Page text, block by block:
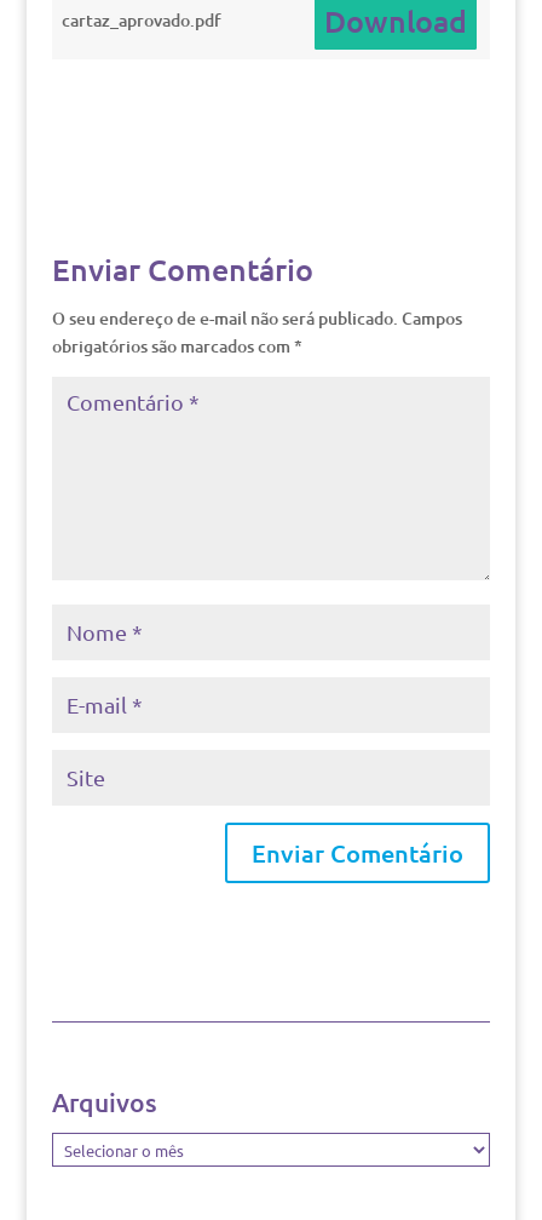
cartaz_aprovado.pdf Download
Enviar Comentário
O seu endereço de e-mail não será publicado. Campos
obrigatórios são marcados com *
Arquivos
Arquivos